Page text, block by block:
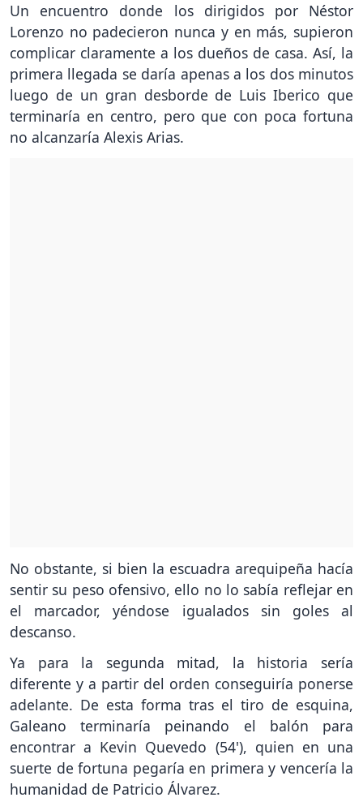
Un encuentro donde los dirigidos por Néstor
Lorenzo no padecieron nunca y en más, supieron
complicar claramente a los dueños de casa. Así, la
primera llegada se daría apenas a los dos minutos
luego de un gran desborde de Luis Iberico que
terminaría en centro, pero que con poca fortuna
no alcanzaría Alexis Arias.
No obstante, si bien la escuadra arequipeña hacía
sentir su peso ofensivo, ello no lo sabía reflejar en
el marcador, yéndose igualados sin goles al
descanso.
Ya para la segunda mitad, la historia sería
diferente y a partir del orden conseguiría ponerse
adelante. De esta forma tras el tiro de esquina,
Galeano terminaría peinando el balón para
encontrar a Kevin Quevedo (54'), quien en una
suerte de fortuna pegaría en primera y vencería la
humanidad de Patricio Álvarez.